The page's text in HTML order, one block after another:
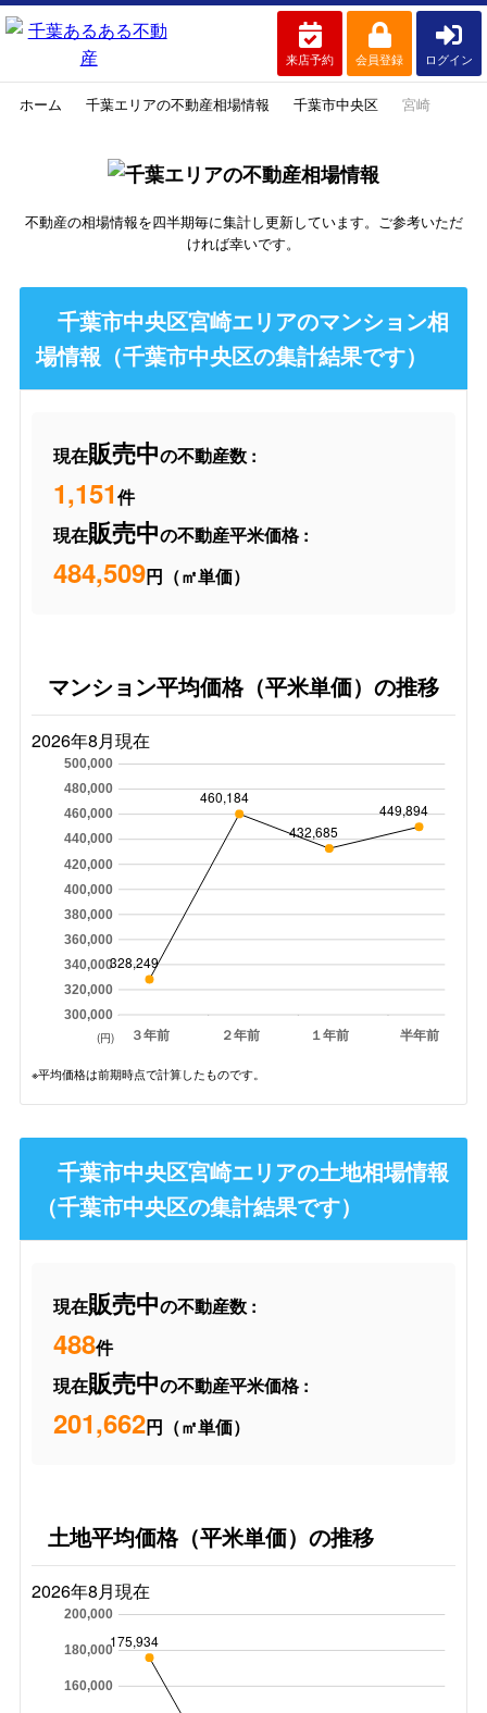
来店予約 会員登録 ログイン
ホーム 千葉エリアの不動産相場情報 千葉市中央区 宮崎
不動産の相場情報を四半期毎に集計し更新しています。ご参考いただ
ければ幸いです。
千葉市中央区宮崎エリアのマンション相
場情報（千葉市中央区の集計結果です）
現在販売中の不動産数 :
1,151件
現在販売中の不動産平米価格 :
484,509円（㎡単価）
マンション平均価格（平米単価）の推移
2026年8月現在
３年前 ２年前 １年前 半年前
300,000
320,000
340,000
360,000
380,000
400,000
420,000
440,000
460,000
480,000
500,000
328,249
460,184
432,685
449,894
(円)
※平均価格は前期時点で計算したものです。
千葉市中央区宮崎エリアの土地相場情報
（千葉市中央区の集計結果です）
現在販売中の不動産数 :
488件
現在販売中の不動産平米価格 :
201,662円（㎡単価）
土地平均価格（平米単価）の推移
2026年8月現在
160,000
180,000
200,000
175,934